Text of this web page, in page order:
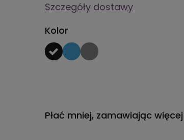
Szczegóły dostawy
Kolor
Płać mniej, zamawiając więcej